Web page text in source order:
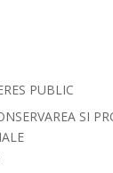
PUBLIC
SI